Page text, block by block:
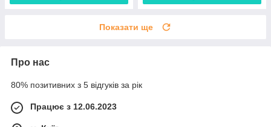
Показати ще
Про нас
80% позитивних з 5 відгуків за рік
Працює з 12.06.2023